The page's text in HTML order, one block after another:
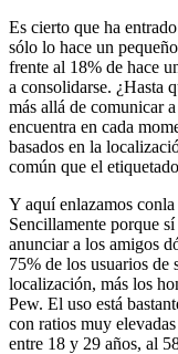
Es cierto que ha
sólo lo hace un
frente al 18% de hace
a consolidarse. ¿Hasta
más allá de comunicar
encuentra en cada
basados en la
común que el
Y aquí enlazamos conla
Sencillamente porque
anunciar a los amigos
75% de los usuarios de
localización, más los
Pew. El uso está
con ratios muy
entre 18 y 29 años, al